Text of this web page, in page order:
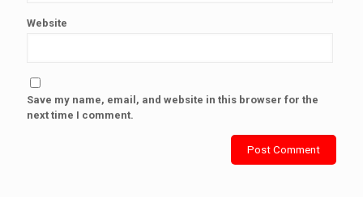
Website
Save my name, email, and website in this browser for the
next time I comment.